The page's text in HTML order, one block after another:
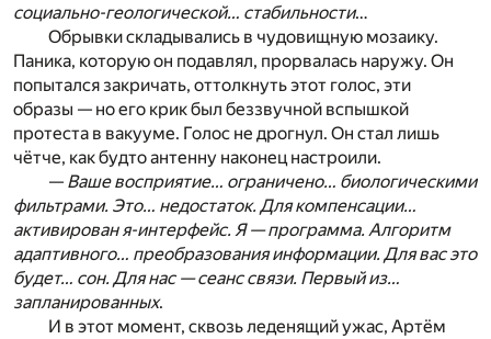
социально-геологической… стабильности…
Обрывки складывались в чудовищную мозаику.
Паника, которую он подавлял, прорвалась наружу. Он
попытался закричать, оттолкнуть этот голос, эти
образы — но его крик был беззвучной вспышкой
протеста в вакууме. Голос не дрогнул. Он стал лишь
чётче, как будто антенну наконец настроили.
— Ваше восприятие… ограничено… биологическими
фильтрами. Это… недостаток. Для компенсации…
активирован я-интерфейс. Я — программа. Алгоритм
адаптивного… преобразования информации. Для вас это
будет… сон. Для нас — сеанс связи. Первый из…
запланированных.
И в этот момент, сквозь леденящий ужас, Артём